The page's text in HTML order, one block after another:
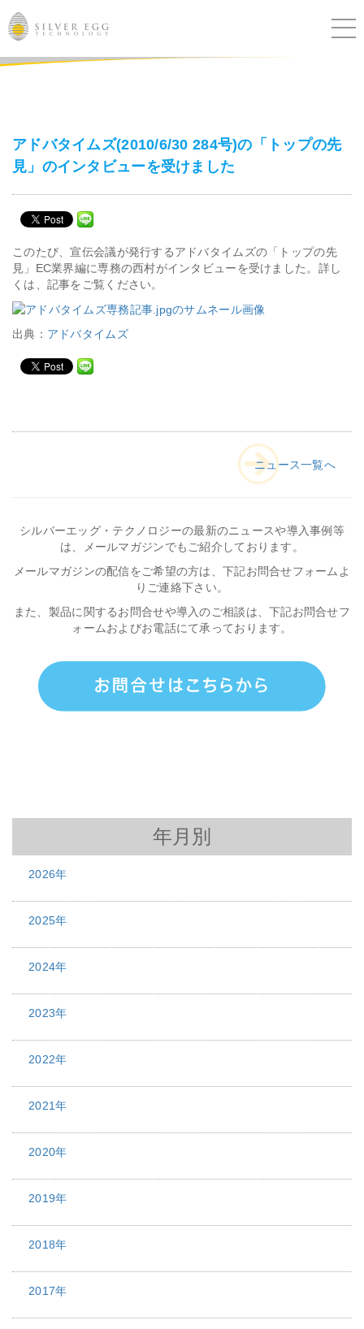
導入事例
ブログ
セミナー
ニュース
お問い合わせ
アドバタイムズ(2010/6/30 284号)の「トップの先
見」のインタビューを受けました
このたび、宣伝会議が発行するアドバタイムズの「トップの先
見」EC業界編に専務の西村がインタビューを受けました。詳し
くは、記事をご覧ください。
出典： アドバタイムズ
ニュース一覧へ
シルバーエッグ・テクノロジーの最新のニュースや導入事例等
は、メールマガジンでもご紹介しております。
メールマガジンの配信をご希望の方は、下記お問合せフォームよ
りご連絡下さい。
また、製品に関するお問合せや導入のご相談は、下記お問合せフ
ォームおよびお電話にて承っております。
年月別
2026年
2025年
2024年
2023年
2022年
2021年
2020年
2019年
2018年
2017年